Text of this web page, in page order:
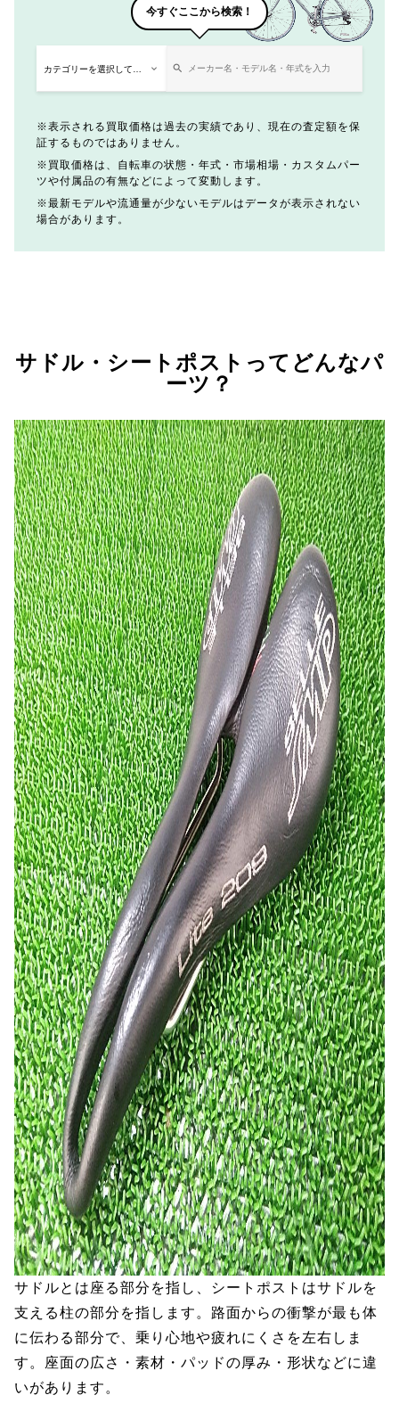
今すぐここから検索！
表示される買取価格は過去の実績であり、現在の査定額を保
証するものではありません。
買取価格は、自転車の状態・年式・市場相場・カスタムパー
ツや付属品の有無などによって変動します。
最新モデルや流通量が少ないモデルはデータが表示されない
場合があります。
サドル・シートポストってどんなパ
ーツ？
サドルとは座る部分を指し、シートポストはサドルを
支える柱の部分を指します。路面からの衝撃が最も体
に伝わる部分で、乗り心地や疲れにくさを左右しま
す。座面の広さ・素材・パッドの厚み・形状などに違
いがあります。